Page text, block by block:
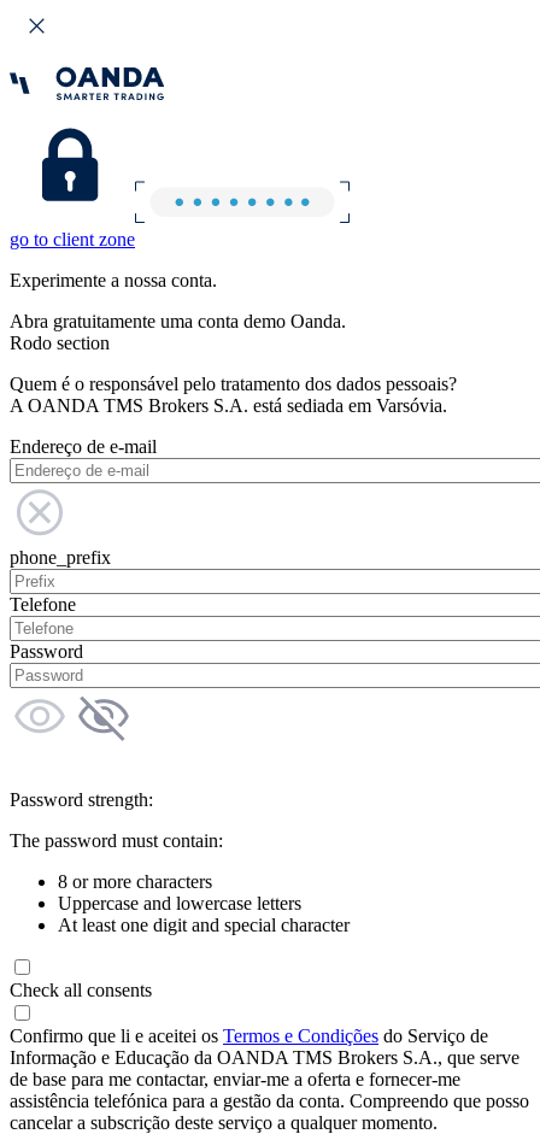
go to client zone
Experimente a nossa conta.
Abra gratuitamente uma conta demo Oanda.
Rodo section
Quem é o responsável pelo tratamento dos dados pessoais?
A OANDA TMS Brokers S.A. está sediada em Varsóvia.
Endereço de e-mail
phone_prefix
Telefone
Password
Password strength:
The password must contain:
8 or more characters
Uppercase and lowercase letters
At least one digit and special character
Check all consents
Confirmo que li e aceitei os Termos e Condições do Serviço de
Informação e Educação da OANDA TMS Brokers S.A., que serve
de base para me contactar, enviar-me a oferta e fornecer-me
assistência telefónica para a gestão da conta. Compreendo que posso
cancelar a subscrição deste serviço a qualquer momento.